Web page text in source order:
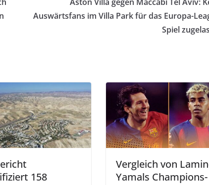
Auswärtsfans im Villa Park für das Europa-
Spiel
158
Vergleich von
Yamals Champions-